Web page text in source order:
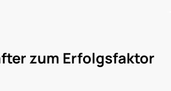
zum Erfolgsfaktor